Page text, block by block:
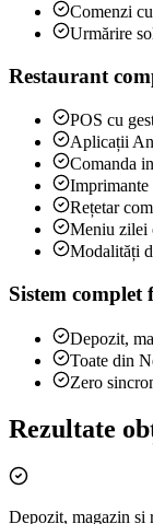
Comenzi
Urmărire
Restaurant
POS cu
Aplicații
Comanda
Imprimante
Rețetar
Meniu zilei
Modalități
Sistem
Depozit,
Toate din
Zero
Rezultate
Depozit, magazin și